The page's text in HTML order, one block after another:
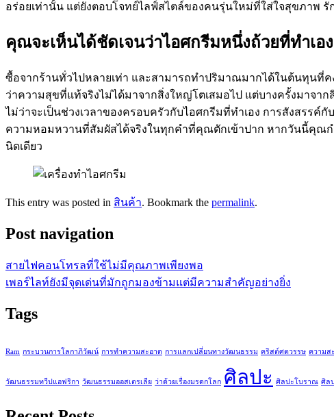
อร่อยเท่านั้น แต่ยังตอบโจทย์ไลฟ์สไตล์ของคนรุ่นใหม่ที่ใส่ใจสุขภาพ
คุณจะเห็นได้ชัดเจนว่าไอศกรีมหนึ่งถ้วยที่ทำเ
ซื้อจากร้านทั่วไปหลายเท่า และสามารถทำปริมาณมากได้ในต้นทุนที่
ว่าความสุขที่แท้จริงไม่ได้มาจากสิ่งใหญ่โตเสมอไป แต่บางครั้งมาจากสิ่
ไม่ว่าจะเป็นช่วงเวลาของครอบครัวกับไอศกรีมที่ทำเอง การสังสรรค์
ความหอมหวานที่สัมผัสได้จริงในทุกคำที่คุณตักเข้าปาก หากวันนี้คุณก
นิดเดียว
This entry was posted in สินค้า. Bookmark the permalink.
Post navigation
สายไฟคอนโทรลที่ใช้ไม่มีคุณภาพเพียงพอ
เพอร์ไลท์ยังมีจุดเด่นที่มักถูกมองข้ามแต่มีความสำคัญอย่างยิ่ง
Tags
Ram กระบวนการโลกาภิวัฒน์ การทำความสะอาด การแลกเปลี่ยนทางวัฒนธรรม คริสต์ศตวรรษ ความส
วัฒนธรรมทวีปแอฟริกา วัฒนธรรมออสเตรเลีย ว่าด้วยเรื่องมรดกโลก ศิลปะ ศิลปะโบราณ ศิล